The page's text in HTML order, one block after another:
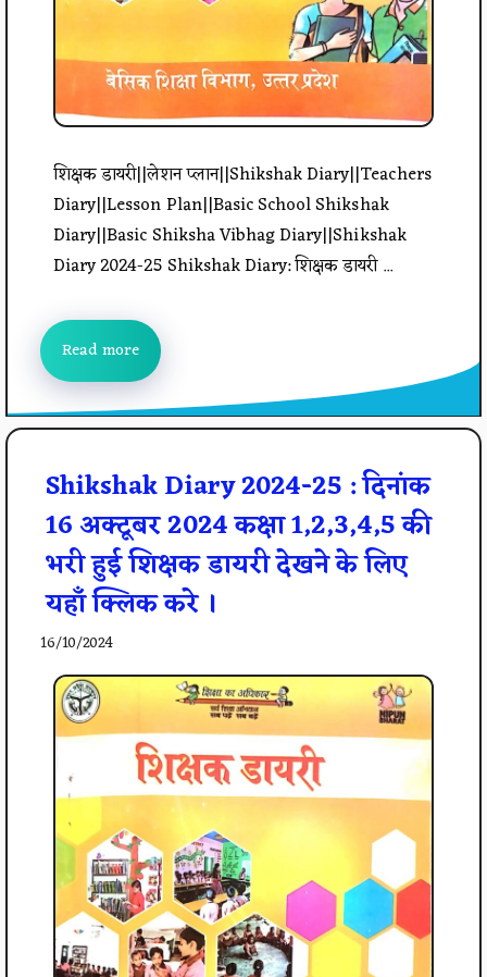
शिक्षक डायरी||लेशन प्लान||Shikshak Diary||Teachers
Diary||Lesson Plan||Basic School Shikshak
Diary||Basic Shiksha Vibhag Diary||Shikshak
Diary 2024-25 Shikshak Diary: शिक्षक डायरी ...
Read more
Shikshak Diary 2024-25 : दिनांक
16 अक्टूबर 2024 कक्षा 1,2,3,4,5 की
भरी हुई शिक्षक डायरी देखने के लिए
यहाँ क्लिक करे ।
16/10/2024